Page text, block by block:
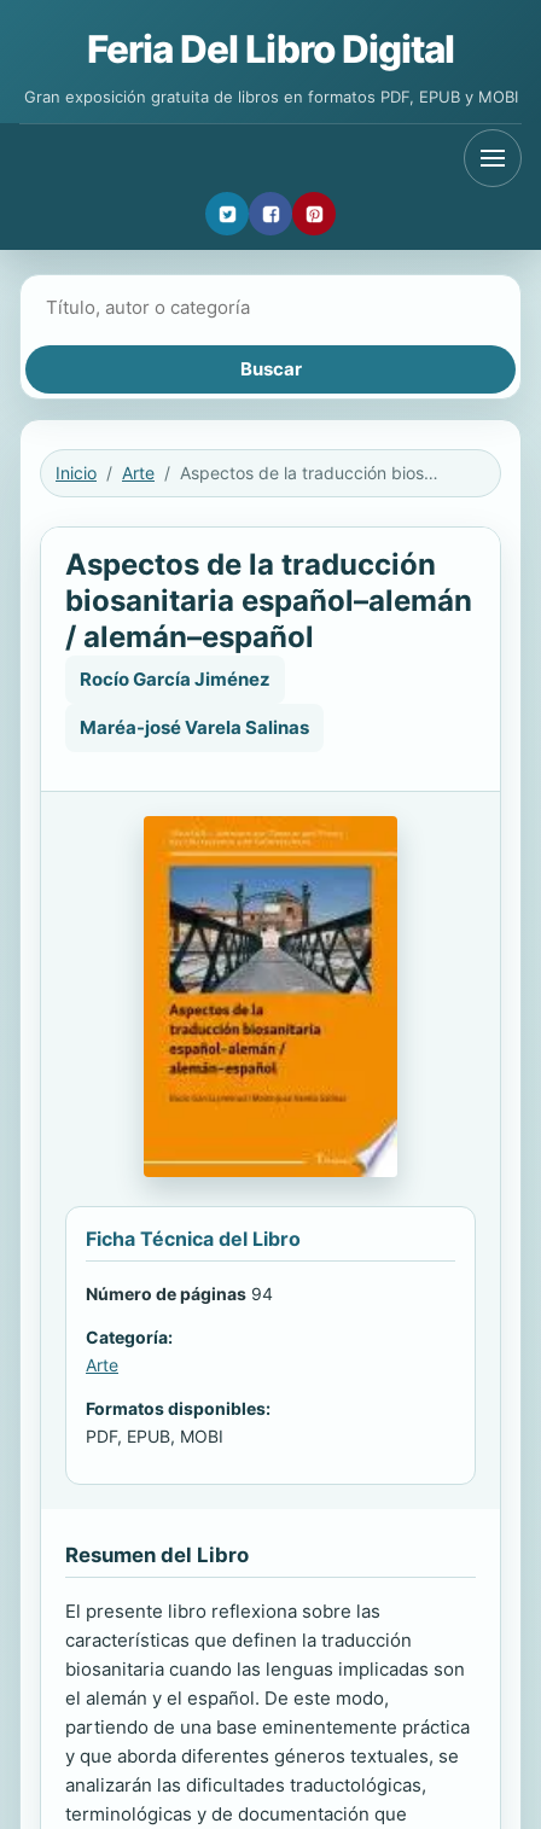
Feria Del Libro Digital
Gran exposición gratuita de libros en formatos PDF, EPUB y MOBI
Inicio Arte Aspectos de la traducción biosanitaria español–alemán / alemán–español
Aspectos de la traducción
biosanitaria español–alemán
/ alemán–español
Rocío García Jiménez
Maréa-josé Varela Salinas
Ficha Técnica del Libro
Número de páginas 94
Categoría:
Arte
Formatos disponibles:
PDF, EPUB, MOBI
Resumen del Libro
El presente libro reflexiona sobre las
características que definen la traducción
biosanitaria cuando las lenguas implicadas son
el alemán y el español. De este modo,
partiendo de una base eminentemente práctica
y que aborda diferentes géneros textuales, se
analizarán las dificultades traductológicas,
terminológicas y de documentación que